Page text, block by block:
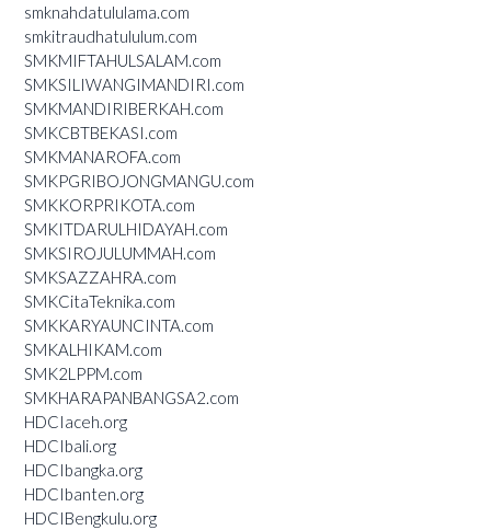
smknahdatululama.com
smkitraudhatululum.com
SMKMIFTAHULSALAM.com
SMKSILIWANGIMANDIRI.com
SMKMANDIRIBERKAH.com
SMKCBTBEKASI.com
SMKMANAROFA.com
SMKPGRIBOJONGMANGU.com
SMKKORPRIKOTA.com
SMKITDARULHIDAYAH.com
SMKSIROJULUMMAH.com
SMKSAZZAHRA.com
SMKCitaTeknika.com
SMKKARYAUNCINTA.com
SMKALHIKAM.com
SMK2LPPM.com
SMKHARAPANBANGSA2.com
HDCIaceh.org
HDCIbali.org
HDCIbangka.org
HDCIbanten.org
HDCIBengkulu.org